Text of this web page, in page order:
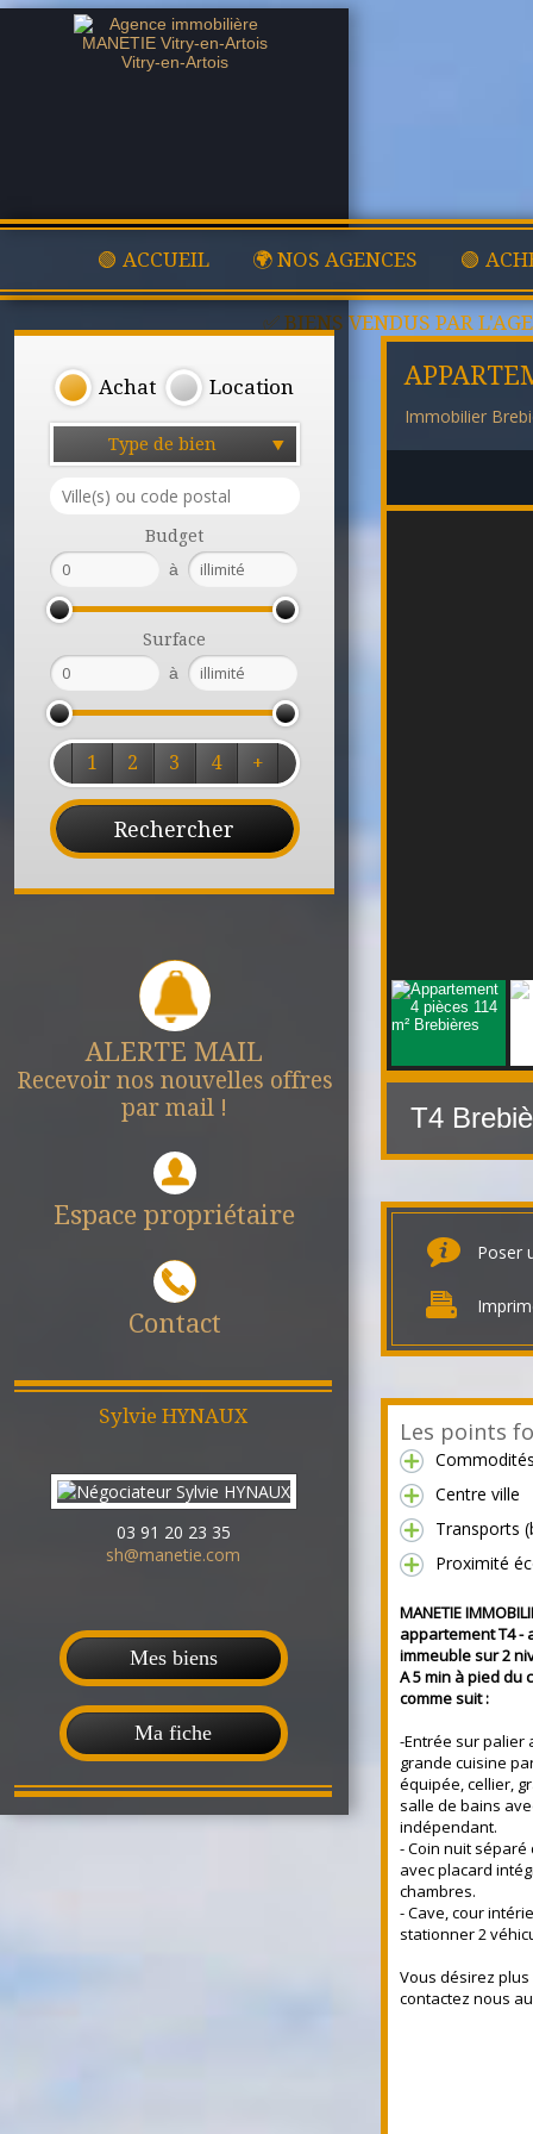
🟢 ACCUEIL 🌍 NOS AGENCES 🟢
✅ BIENS VENDUS PAR
Achat Location
Type de bien
Budget
à
Surface
à
1 2 3 4 +
ALERTE MAIL
Recevoir nos nouvelles offres
par mail !
Espace propriétaire
Contact
Sylvie HYNAUX
03 91 20 23 35
sh@manetie.com
Mes biens
Ma fiche
Immobilier
T4
Poser
Les points
Centre ville
Transports
Proximité
MANETIE
appartement T4 -
immeuble sur 2
A 5 min à pied du
comme suit :
-Entrée sur palier
grande cuisine
équipée, cellier,
salle de bains
indépendant.
- Coin nuit
avec placard
chambres.
- Cave, cour
stationner 2
Vous désirez
contactez nous au